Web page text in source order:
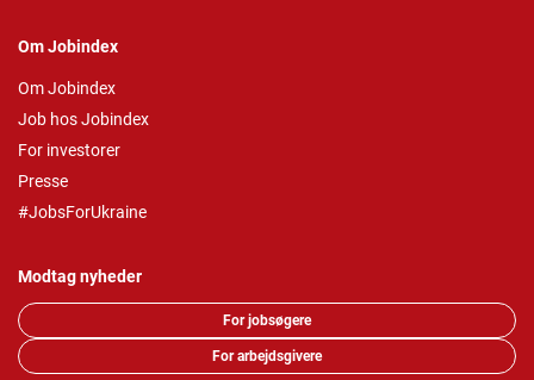
Om Jobindex
Om Jobindex
Job hos Jobindex
For investorer
Presse
#JobsForUkraine
Modtag nyheder
For jobsøgere
For arbejdsgivere